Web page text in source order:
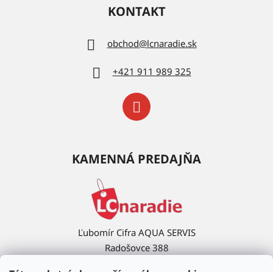
KONTAKT
obchod@lcnaradie.sk
+421 911 989 325
KAMENNÁ PREDAJŇA
Ľubomír Cifra AQUA SERVIS
Radošovce 388